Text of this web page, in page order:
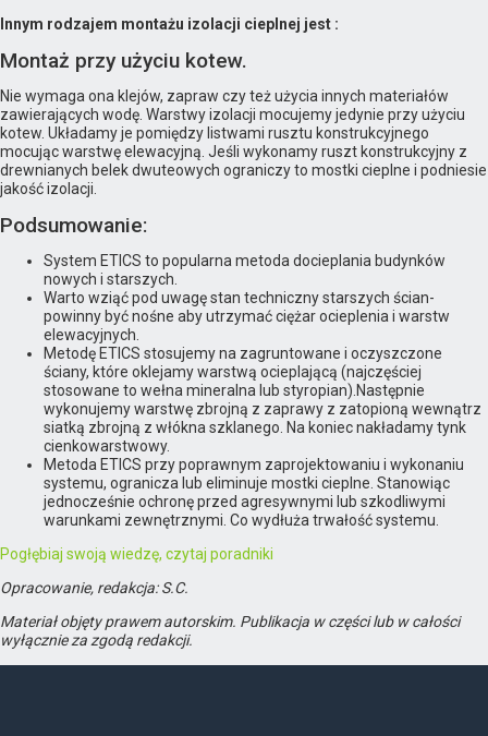
Innym rodzajem montażu izolacji cieplnej jest :
Montaż przy użyciu kotew.
Nie wymaga ona klejów, zapraw czy też użycia innych materiałów
zawierających wodę. Warstwy izolacji mocujemy jedynie przy użyciu
kotew. Układamy je pomiędzy listwami rusztu konstrukcyjnego
mocując warstwę elewacyjną. Jeśli wykonamy ruszt konstrukcyjny z
drewnianych belek dwuteowych ograniczy to mostki cieplne i podniesie
jakość izolacji.
Podsumowanie:
System ETICS to popularna metoda docieplania budynków
nowych i starszych.
Warto wziąć pod uwagę stan techniczny starszych ścian-
powinny być nośne aby utrzymać ciężar ocieplenia i warstw
elewacyjnych.
Metodę ETICS stosujemy na zagruntowane i oczyszczone
ściany, które oklejamy warstwą ocieplającą (najczęściej
stosowane to wełna mineralna lub styropian).Następnie
wykonujemy warstwę zbrojną z zaprawy z zatopioną wewnątrz
siatką zbrojną z włókna szklanego. Na koniec nakładamy tynk
cienkowarstwowy.
Metoda ETICS przy poprawnym zaprojektowaniu i wykonaniu
systemu, ogranicza lub eliminuje mostki cieplne. Stanowiąc
jednocześnie ochronę przed agresywnymi lub szkodliwymi
warunkami zewnętrznymi. Co wydłuża trwałość systemu.
Pogłębiaj swoją wiedzę, czytaj poradniki
Opracowanie, redakcja: S.C.
Materiał objęty prawem autorskim. Publikacja w części lub w całości
wyłącznie za zgodą redakcji.